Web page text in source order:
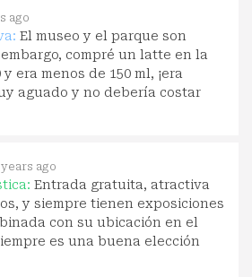
ago
El museo y el parque son
compré un latte en la
era menos de 150 ml, ¡era
aguado y no debería costar
years ago
Entrada gratuita, atractiva
y siempre tienen exposiciones
con su ubicación en el
es una buena elección